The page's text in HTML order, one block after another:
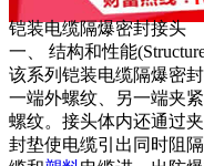
铠装电缆隔爆密封接头
一、 结构和性能
该系列铠装电缆隔爆密
一端外螺纹、另一端夹
螺纹。接头体内还通过
封垫使电缆引出同时阻